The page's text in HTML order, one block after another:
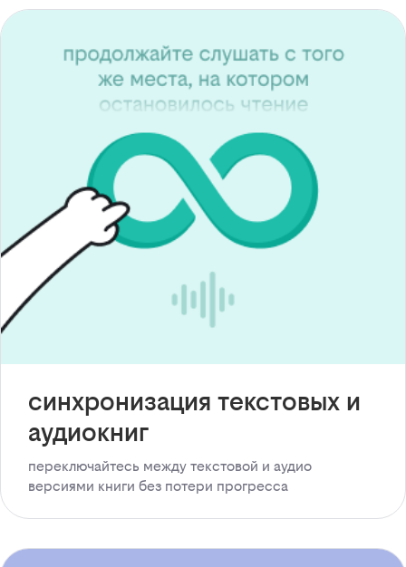
синхронизация текстовых и
аудиокниг
переключайтесь между текстовой и аудио
версиями книги без потери прогресса